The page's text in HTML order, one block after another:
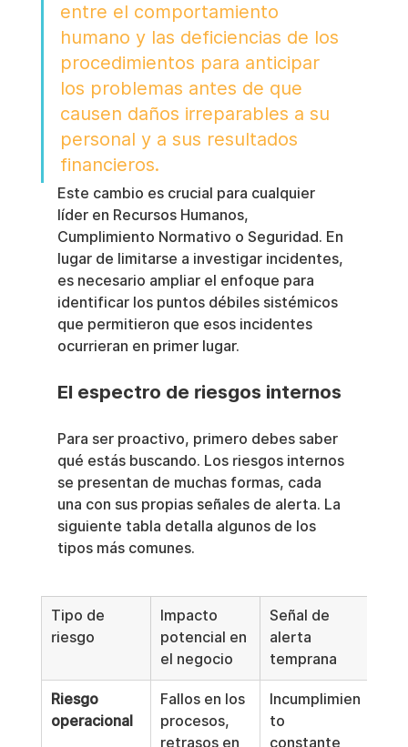
entre el comportamiento
humano y las deficiencias de los
procedimientos para anticipar
los problemas antes de que
causen daños irreparables a su
personal y a sus resultados
financieros.
Este cambio es crucial para cualquier
líder en Recursos Humanos,
Cumplimiento Normativo o Seguridad. En
lugar de limitarse a investigar incidentes,
es necesario ampliar el enfoque para
identificar los puntos débiles sistémicos
que permitieron que esos incidentes
ocurrieran en primer lugar.
El espectro de riesgos internos
Para ser proactivo, primero debes saber
qué estás buscando. Los riesgos internos
se presentan de muchas formas, cada
una con sus propias señales de alerta. La
siguiente tabla detalla algunos de los
tipos más comunes.
Tipo de
riesgo
Impacto
potencial en
el negocio
Señal de
alerta
temprana
Riesgo
operacional
Fallos en los
procesos,
retrasos en
Incumplimien
to
constante